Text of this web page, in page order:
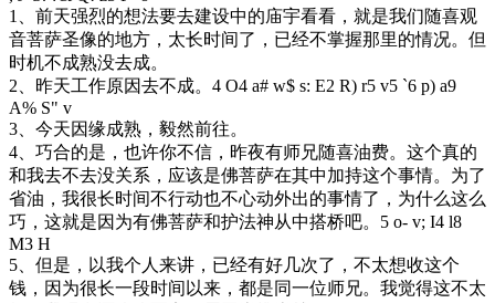
1、前天强烈的想法要去建设中的庙宇看看，就是我们随喜观
音菩萨圣像的地方，太长时间了，已经不掌握那里的情况。但
时机不成熟没去成。
2、昨天工作原因去不成。 4 O4 a# w$ s: E2 R) r5 v5 `6 p) a9
A% S" v
3、今天因缘成熟，毅然前往。
4、巧合的是，也许你不信，昨夜有师兄随喜油费。这个真的
和我去不去没关系，应该是佛菩萨在其中加持这个事情。为了
省油，我很长时间不行动也不心动外出的事情了，为什么这么
巧，这就是因为有佛菩萨和护法神从中搭桥吧。 5 o- v; I4 l8
M3 H
5、但是，以我个人来讲，已经有好几次了，不太想收这个
钱，因为很长一段时间以来，都是同一位师兄。我觉得这不太